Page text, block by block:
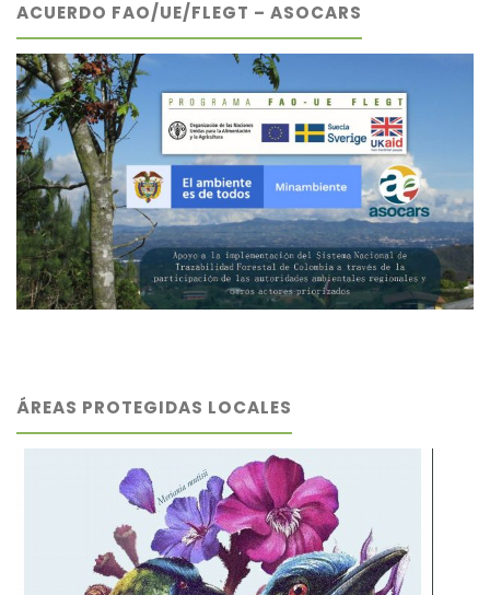
ACUERDO FAO/UE/FLEGT – ASOCARS
ÁREAS PROTEGIDAS LOCALES